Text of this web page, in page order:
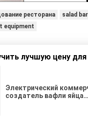
ресторана
salad
equipment
лучшую цену для
Электрический
создатель вафли яйца